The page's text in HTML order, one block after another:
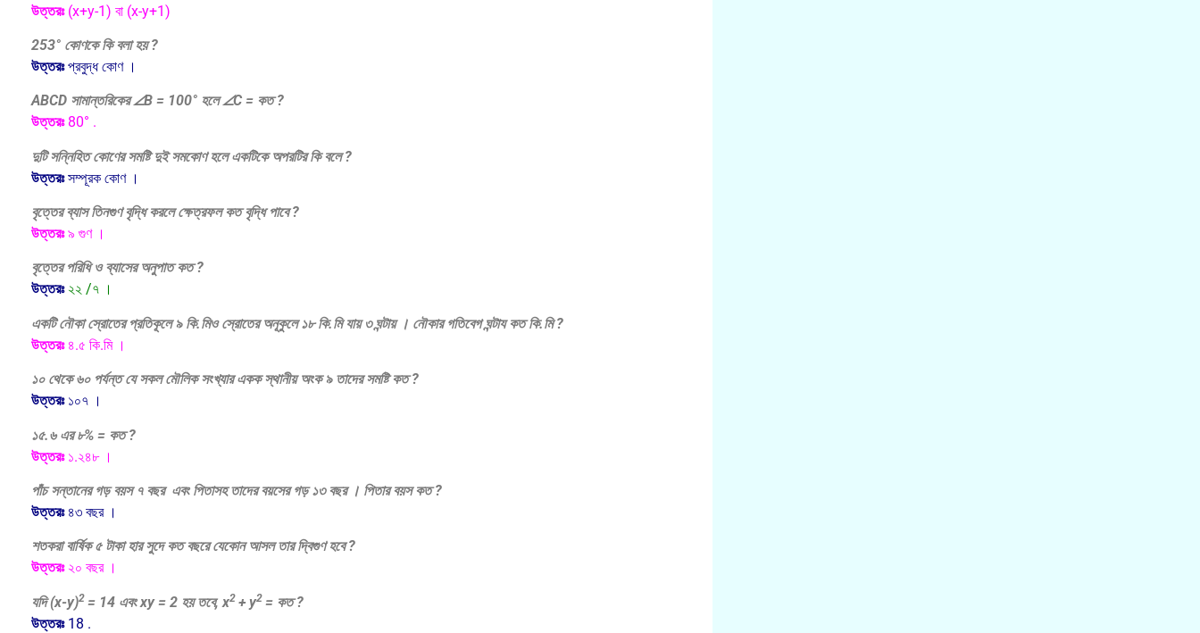
উত্তরঃ(x+y-1) বা (x-y+1)
253° কোণকে কি বলা হয় ?
উত্তরঃপ্রবুদ্ধ কোণ ।
ABCD সামান্তরিকের ∠B = 100° হলে ∠C = কত ?
উত্তরঃ80° .
দুটি সন্নিহিত কোণের সমষ্টি দুই সমকোণ হলে একটিকে অপরটির কি বলে ?
উত্তরঃসম্পূরক কোণ ।
বৃত্তের ব্যাস তিনগুণ বৃদ্ধি করলে ক্ষেত্রফল কত বৃদ্ধি পাবে ?
উত্তরঃ৯ গুণ ।
বৃত্তের পরিধি ও ব্যাসের অনুপাত কত ?
উত্তরঃ ২২ /৭ ।
একটি নৌকা স্রোতের প্রতিকূলে ৯ কি.মিও স্রোতের অনূকুলে ১৮ কি.মি যায় ৩ ঘন্টায় । নৌকার গতিবেগ ঘন্টায কত কি.মি ?
উত্তরঃ৪.৫ কি.মি ।
১০ থেকে ৬০ পর্যন্ত যে সকল মৌলিক সংখ্যার একক স্থানীয় অংক ৯ তাদের সমষ্টি কত ?
উত্তরঃ১০৭ ।
১৫.৬ এর ৮% = কত ?
উত্তরঃ১.২৪৮ ।
পাঁচ সন্তানের গড় বয়স ৭ বছর এবং পিতাসহ তাদের বয়সের গড় ১৩ বছর । পিতার বয়স কত ?
উত্তরঃ৪৩ বছর ।
শতকরা বার্ষিক ৫ টাকা হার সুদে কত বছরে যেকোন আসল তার দ্বিগুণ হবে ?
উত্তরঃ২০ বছর ।
যদি (x-y)2 = 14 এবং xy = 2 হয় তবে, x2 + y2 = কত ?
উত্তরঃ18 .